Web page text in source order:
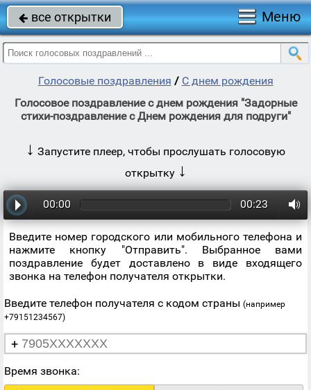
 все открытки Меню
Голосовые поздравления / С днем рождения
Голосовое поздравление с днем рождения "Задорные
стихи-поздравление с Днем рождения для подруги"
↓ Запустите плеер, чтобы прослушать голосовую
открытку ↓
00:00 00:23
Введите номер городского или мобильного телефона и
нажмите кнопку "Отправить". Выбранное вами
поздравление будет доставлено в виде входящего
звонка на телефон получателя открытки.
Введите телефон получателя с кодом страны (например
+79151234567)
+
Время звонка: